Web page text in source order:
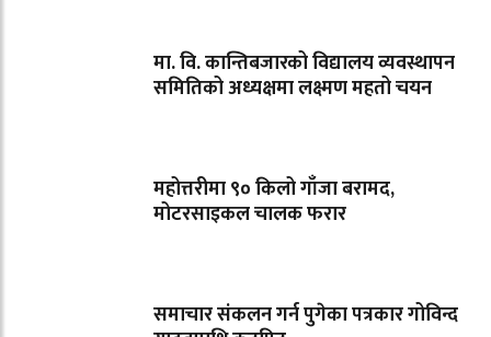
मा. वि. कान्तिबजारको विद्यालय व्यवस्थापन
समितिको अध्यक्षमा लक्ष्मण महतो चयन
महोत्तरीमा ९० किलो गाँजा बरामद,
मोटरसाइकल चालक फरार
समाचार संकलन गर्न पुगेका पत्रकार गोविन्द